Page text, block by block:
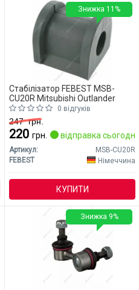
Стабілізатор FEBEST MSB-
CU20R Mitsubishi Outlander
0 відгуків
247грн.
220 грн. відправка сьогодні
Артикул:
MSB-CU20R
FEBEST
Німеччина
КУПИТИ
Знижка 11%
Знижка 9%